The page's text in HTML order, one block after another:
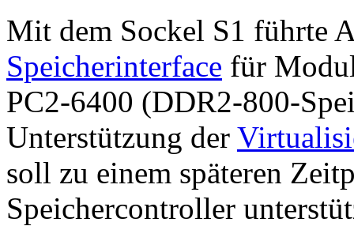
Mit dem Sockel S1 führte
Speicherinterface für
PC2-6400 (DDR2-800-
Unterstützung der
soll zu einem späteren
Speichercontroller